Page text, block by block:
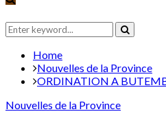
Search
for:
Search
Home
Nouvelles de la Province
ORDINATION A
Nouvelles de la Province